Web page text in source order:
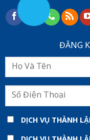
ĐĂNG
DỊCH VỤ THÀNH